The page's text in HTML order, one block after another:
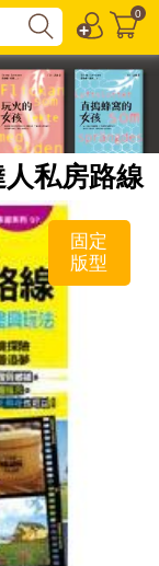
0
人私房路線
固定
版型